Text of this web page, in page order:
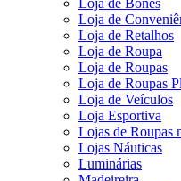
Loja de Bonés
Loja de
Loja de Retalhos
Loja de Roupa
Loja de Roupas
Loja de Roupas
Loja de Veículos
Loja Esportiva
Lojas de Roupas
Lojas Náuticas
Luminárias